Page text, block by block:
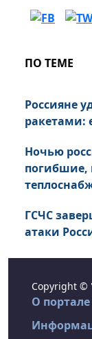
ПО ТЕМЕ
Россияне
ракетами:
Ночью
погибшие,
ГСЧС
атаки
Copyright ©
О портале